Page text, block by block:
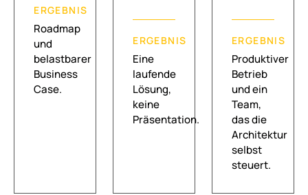
ERGEBNIS
Roadmap
und
belastbarer
Business
Case.
ERGEBNIS
Eine
laufende
Lösung,
keine
Präsentation.
ERGEBNIS
Produktiver
Betrieb
und ein
Team,
das die
Architektur
selbst
steuert.